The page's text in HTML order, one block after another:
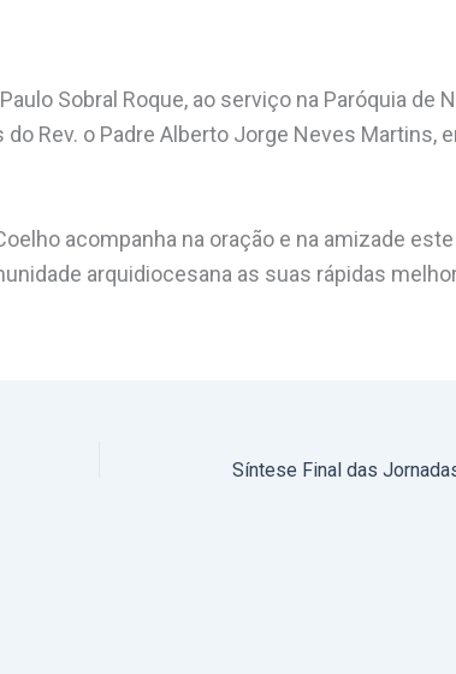
Sobral Roque, ao serviço na Paróquia de
Rev. o Padre Alberto Jorge Neves Martins,
acompanha na oração e na amizade
arquidiocesana as suas rápidas